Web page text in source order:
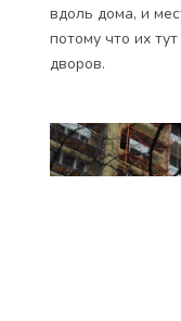
вдоль дома, и
потому что их
дворов.